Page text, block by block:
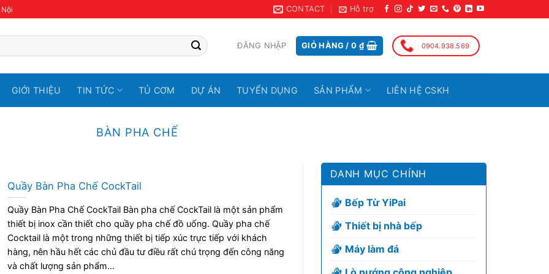
CONTACT Hỗ trợ
ĐĂNG NHẬP GIỎ HÀNG /0 ₫ 0904.938.569
GIỚI THIỆU TIN TỨC TỦ CƠM DỰ ÁN TUYỂN DỤNG SẢN PHẨM LIÊN HỆ CSKH
BÀN PHA CHẾ
Quầy Bàn Pha Chế CockTail
Quầy Bàn Pha Chế CockTail Bàn pha chế CockTail là một sản phẩm
thiết bị inox cần thiết cho quầy pha chế đồ uống. Quầy pha chế
Cocktail là một trong những thiết bị tiếp xúc trực tiếp với khách
hàng, nên hầu hết các chủ đầu tư điều rất chú trọng đến công năng
và chất lượng sản phẩm...
DANH MỤC CHÍNH
Bếp Từ YiPai
Thiết bị nhà bếp
Máy làm đá